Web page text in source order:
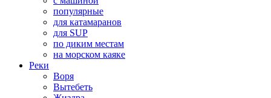
популярные
для катамаранов
для SUP
по диким местам
на морском каяке
Реки
Воря
Вытебеть